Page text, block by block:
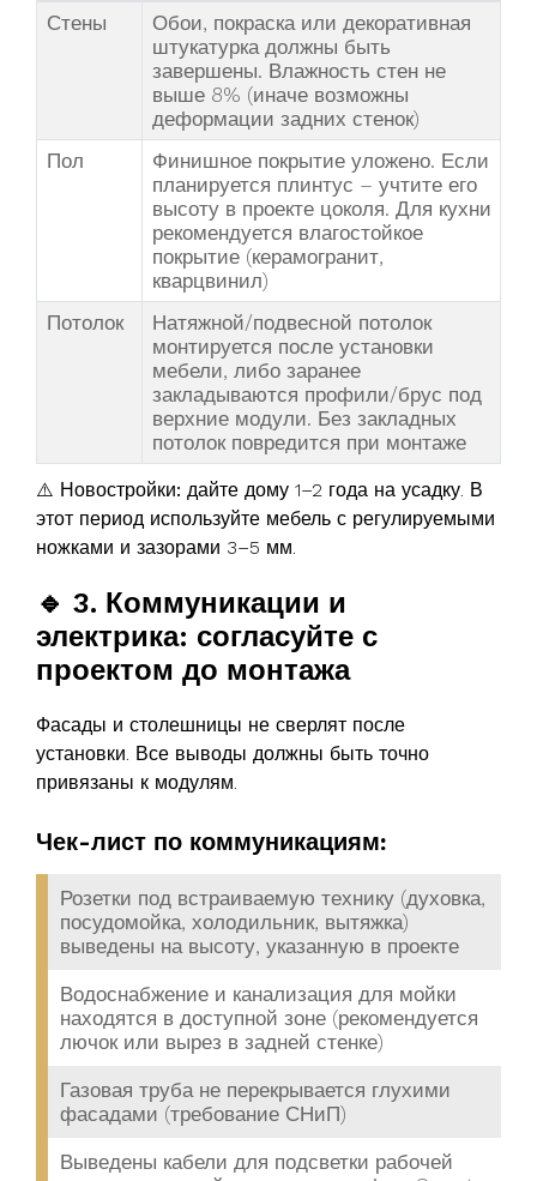
Стены
Обои, покраска или декоративная
штукатурка должны быть
завершены. Влажность стен не
выше 8% (иначе возможны
деформации задних стенок)
Пол
Финишное покрытие уложено. Если
планируется плинтус – учтите его
высоту в проекте цоколя. Для кухни
рекомендуется влагостойкое
покрытие (керамогранит,
кварцвинил)
Потолок
Натяжной/подвесной потолок
монтируется после установки
мебели, либо заранее
закладываются профили/брус под
верхние модули. Без закладных
потолок повредится при монтаже
⚠️ Новостройки: дайте дому 1–2 года на усадку. В
этот период используйте мебель с регулируемыми
ножками и зазорами 3–5 мм.
🔹 3. Коммуникации и
электрика: согласуйте с
проектом до монтажа
Фасады и столешницы не сверлят после
установки. Все выводы должны быть точно
привязаны к модулям.
Чек-лист по коммуникациям:
Розетки под встраиваемую технику (духовка,
посудомойка, холодильник, вытяжка)
выведены на высоту, указанную в проекте
Водоснабжение и канализация для мойки
находятся в доступной зоне (рекомендуется
лючок или вырез в задней стенке)
Газовая труба не перекрывается глухими
фасадами (требование СНиП)
Выведены кабели для подсветки рабочей